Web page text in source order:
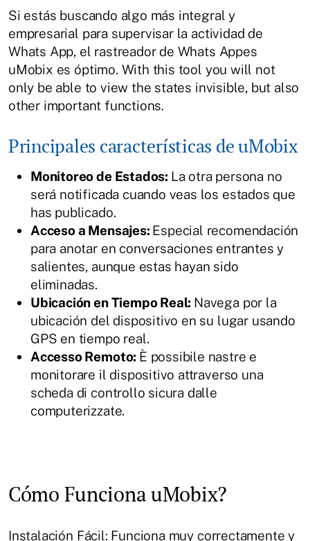
Si estás buscando algo más integral y
empresarial para supervisar la actividad de
Whats App, el rastreador de Whats Appes
uMobix es óptimo. With this tool you will not
only be able to view the states invisible, but also
other important functions.
Principales características de uMobix
Monitoreo de Estados: La otra persona no
será notificada cuando veas los estados que
has publicado.
Acceso a Mensajes: Especial recomendación
para anotar en conversaciones entrantes y
salientes, aunque estas hayan sido
eliminadas.
Ubicación en Tiempo Real: Navega por la
ubicación del dispositivo en su lugar usando
GPS en tiempo real.
Accesso Remoto: È possibile nastre e
monitorare il dispositivo attraverso una
scheda di controllo sicura dalle
computerizzate.
Cómo Funciona uMobix?
Instalación Fácil: Funciona muy correctamente y